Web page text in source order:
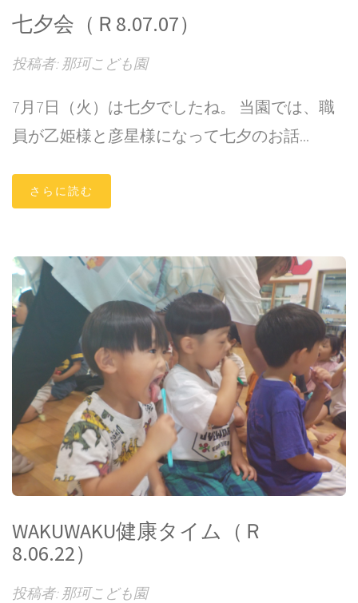
七夕会（Ｒ8.07.07）
投稿者: 那珂こども園
7月7日（火）は七夕でしたね。 当園では、職
員が乙姫様と彦星様になって七夕のお話...
さらに読む
WAKUWAKU健康タイム（Ｒ
8.06.22）
投稿者: 那珂こども園